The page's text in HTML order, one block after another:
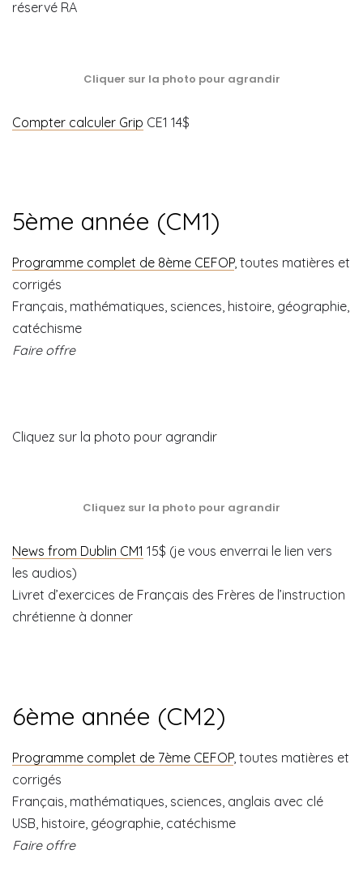
réservé RA
Cliquer sur la photo pour agrandir
Compter calculer Grip CE1 14$
5ème année (CM1)
Programme complet de 8ème CEFOP, toutes matières et
corrigés
Français, mathématiques, sciences, histoire, géographie,
catéchisme
Faire offre
Cliquez sur la photo pour agrandir
Cliquez sur la photo pour agrandir
News from Dublin CM1 15$ (je vous enverrai le lien vers
les audios)
Livret d’exercices de Français des Frères de l’instruction
chrétienne à donner
6ème année (CM2)
Programme complet de 7ème CEFOP, toutes matières et
corrigés
Français, mathématiques, sciences, anglais avec clé
USB, histoire, géographie, catéchisme
Faire offre